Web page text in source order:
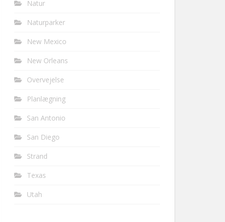
Natur
Naturparker
New Mexico
New Orleans
Overvejelse
Planlægning
San Antonio
San Diego
Strand
Texas
Utah